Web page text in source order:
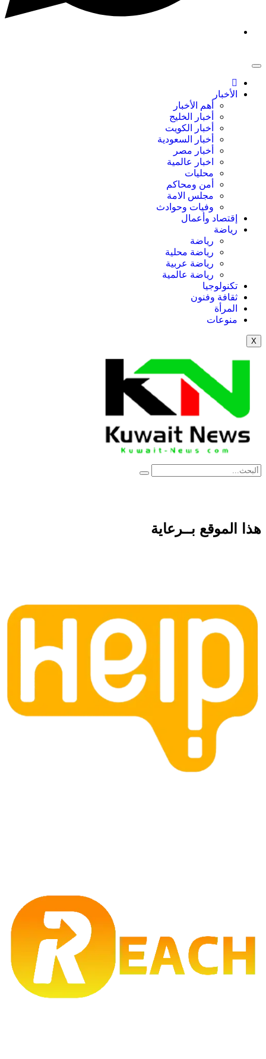
الأخبار
أهم الأخبار
أخبار الخليج
أخبار الكويت
أخبار السعودية
أخبار مصر
اخبار عالمية
محليات
أمن ومحاكم
مجلس الامة
وفيات وحوادث
إقتصاد وأعمال
رياضة
رياضة
رياضة محلية
رياضة عربية
رياضة عالمية
تكنولوجيا
ثقافة وفنون
المرأة
منوعات
X
NE
News Elementor
هذا الموقع بــرعاية